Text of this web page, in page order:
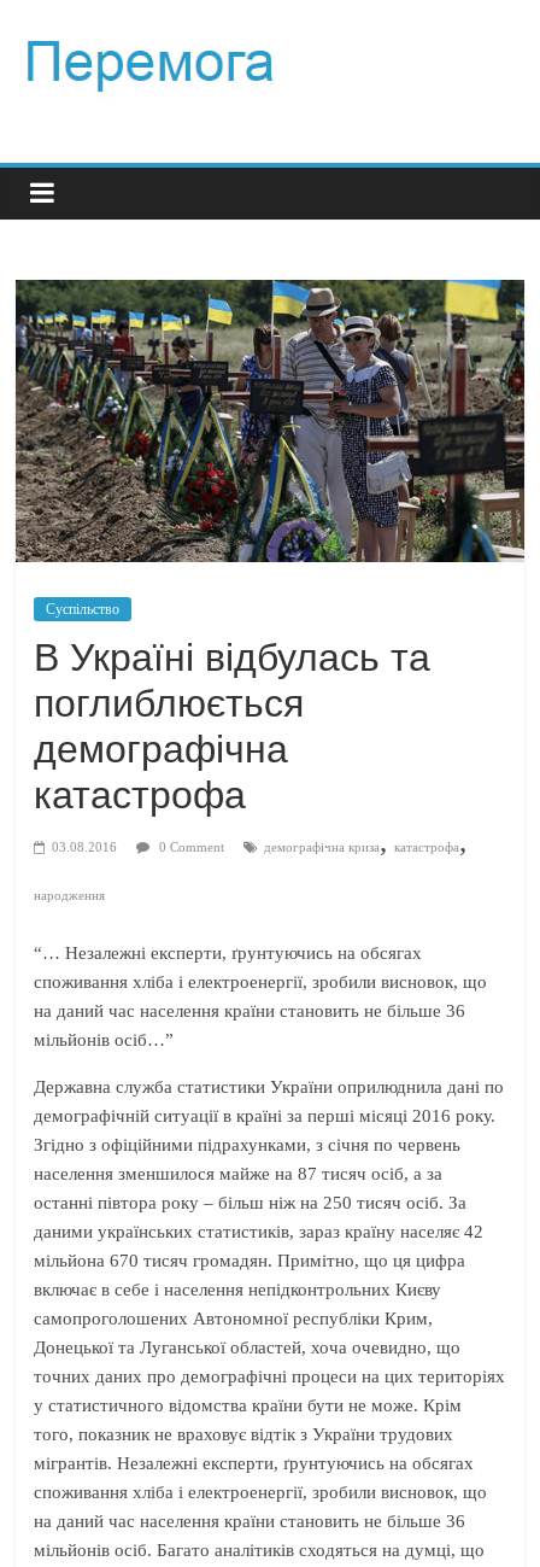
Суспільство
В Україні відбулась та
поглиблюється
демографічна
катастрофа
03.08.2016 0 Comment демографічна криза,катастрофа,
народження
“… Незалежні експерти, ґрунтуючись на обсягах
споживання хліба і електроенергії, зробили висновок, що
на даний час населення країни становить не більше 36
мільйонів осіб…”
Державна служба статистики України оприлюднила дані по
демографічній ситуації в країні за перші місяці 2016 року.
Згідно з офіційними підрахунками, з січня по червень
населення зменшилося майже на 87 тисяч осіб, а за
останні півтора року – більш ніж на 250 тисяч осіб. За
даними українських статистиків, зараз країну населяє 42
мільйона 670 тисяч громадян. Примітно, що ця цифра
включає в себе і населення непідконтрольних Києву
самопроголошених Автономної республіки Крим,
Донецької та Луганської областей, хоча очевидно, що
точних даних про демографічні процеси на цих територіях
у статистичного відомства країни бути не може. Крім
того, показник не враховує відтік з України трудових
мігрантів. Незалежні експерти, ґрунтуючись на обсягах
споживання хліба і електроенергії, зробили висновок, що
на даний час населення країни становить не більше 36
мільйонів осіб. Багато аналітиків сходяться на думці, що